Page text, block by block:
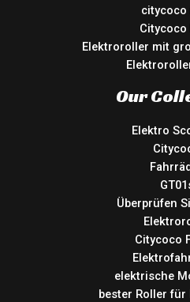
citycoco
Citycoco
Elektroroller mit
Our
Elektro
Überprüfen
Citycoco
elektrische
bester Roller für